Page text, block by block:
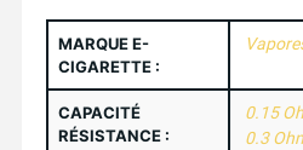
MARQUE E-
CIGARETTE :
CAPACITÉ
RÉSISTANCE :
0.15
0.3